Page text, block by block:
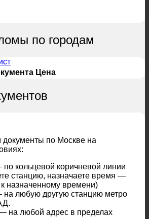
по городам
Цена
по Москве на
кольцевой коричневой линии
станцию, назначаете время —
к назначенному времени)
на любую другую станцию метро
на любой адрес в пределах